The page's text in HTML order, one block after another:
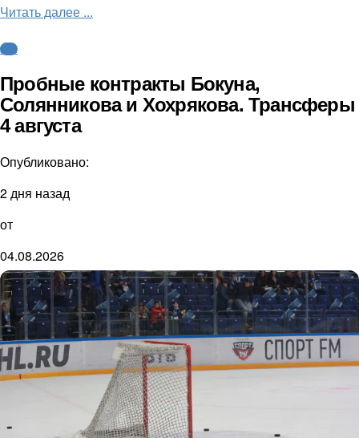
Читать далее ...
КХЛ
Пробные контракты Бокуна,
Солянникова и Хохрякова. Трансферы
4 августа
Опубликовано:
2 дня назад
от
04.08.2026